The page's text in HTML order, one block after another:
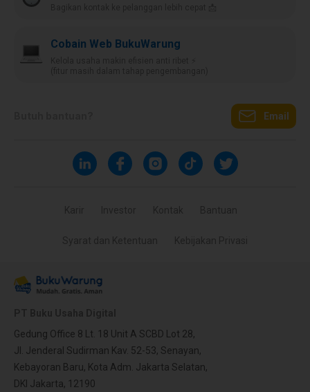
Cobain Web BukuWarung
Email
Gedung Office 8 Lt. 18 Unit A SCBD Lot 28,
Jl. Jenderal Sudirman Kav. 52-53, Senayan,
Kebayoran Baru, Kota Adm. Jakarta Selatan,
DKI Jakarta, 12190